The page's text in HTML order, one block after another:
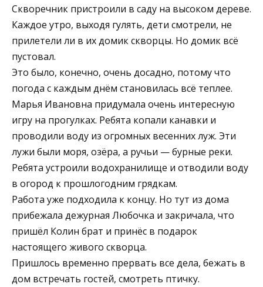
Скворечник пристроили в саду на высоком дереве.
Каждое утро, выходя гулять, дети смотрели, не
прилетели ли в их домик скворцы. Но домик всё
пустовал.
Это было, конечно, очень досадно, потому что
погода с каждым днём становилась всё теплее.
Марья Ивановна придумала очень интересную
игру на прогулках. Ребята копали канавки и
проводили воду из огромных весенних луж. Эти
лужи были моря, озёра, а ручьи — бурные реки.
Ребята устроили водохранилище и отводили воду
в огород к прошлогодним грядкам.
Работа уже подходила к концу. Но тут из дома
прибежала дежурная Любочка и закричала, что
пришёл Колин брат и принёс в подарок
настоящего живого скворца.
Пришлось временно прервать все дела, бежать в
дом встречать гостей, смотреть птичку.